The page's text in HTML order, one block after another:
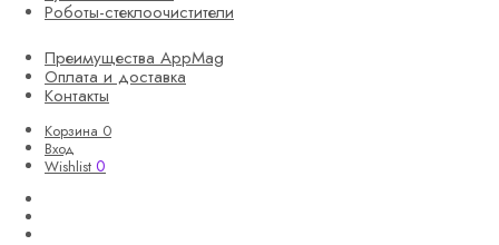
Роботы-стеклоочистители
Преимущества AppMag
Оплата и доставка
Контакты
Корзина 0
Вход
Wishlist 0